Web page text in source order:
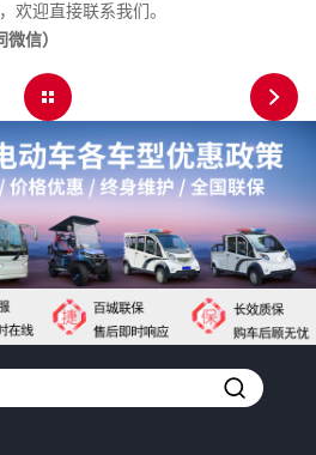
欢迎直接联系我们。
信）